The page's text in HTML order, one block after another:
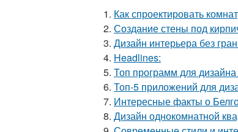
1. Как спроектировать
2. Создание стены под
3. Дизайн интерьера без
4. Headlines:
5. Топ программ для
6. Топ-5 приложений для
7. Интересные факты о
8. Дизайн однокомнатной